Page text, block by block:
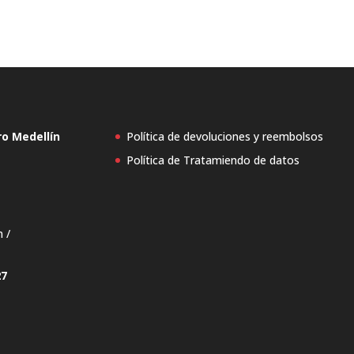
Medellín
/
Política de devoluciones y reembolsos
Política de Tratamiendo de datos